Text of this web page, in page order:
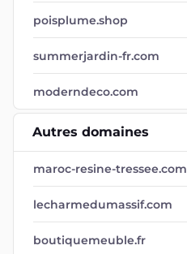
poisplume.shop
summerjardin-fr.com
moderndeco.com
Autres domaines
maroc-resine-tressee.com
lecharmedumassif.com
boutiquemeuble.fr